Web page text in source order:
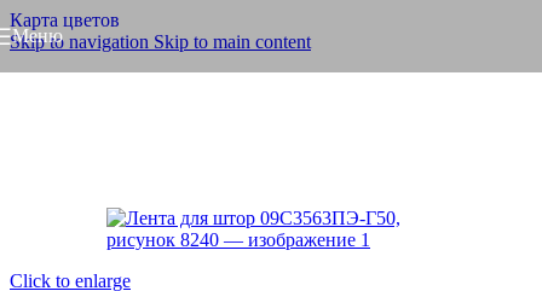
Карта цветов
Skip to navigation Skip to main content
Меню
Click to enlarge